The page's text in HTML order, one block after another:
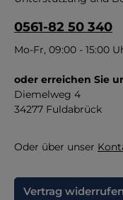
0561-82 50 340
Mo-Fr, 09:00 - 15:00
oder erreichen Sie
Diemelweg 4
34277 Fuldabrück
Oder über unser
Vertrag widerrufen